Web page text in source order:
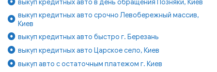
выкуп кредитных авто срочно Левобережный массив,
Киев
выкуп кредитных авто быстро г. Березань
выкуп кредитных авто Царское село, Киев
выкуп авто с остаточным платежом г. Киев